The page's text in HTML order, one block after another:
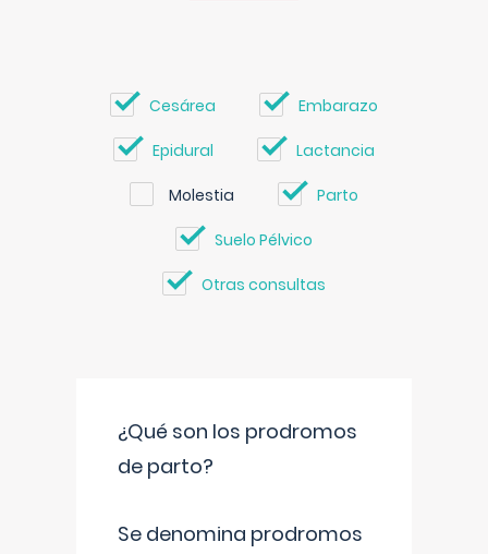
Cesárea Embarazo
Epidural Lactancia
Molestia Parto
Suelo Pélvico
Otras consultas
¿Qué son los prodromos
de parto?
Se denomina prodromos